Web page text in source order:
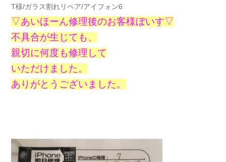
T様/ガラス割れリペア/アイフォン6
▽あいほーん修理後のお客様ぼいす▽
不具合が生じても、
親切に何度も修理して
いただけました。
ありがとうございました。